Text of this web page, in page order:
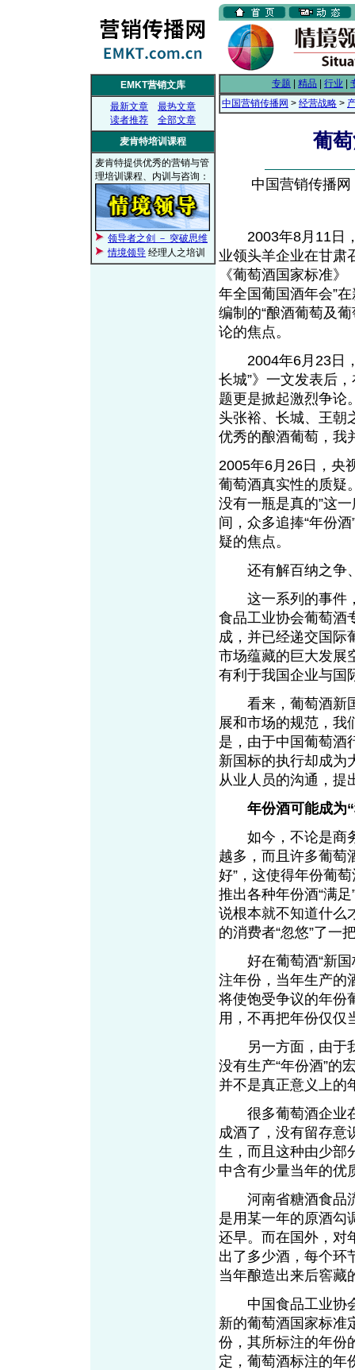
EMKT营销文库
最新文章
最热文章
读者推荐
全部文章
麦肯特培训课程
麦肯特提供优秀的营销与管
理培训课程、内训与咨询：
领导者之剑 － 突破思维
情境领导 经理人之培训
专题 精品 行业
中国营销传播网 > 经营战略 >
葡
中国营销传播
2003年8月11日，
业领头羊企业在甘肃
《葡萄酒国家标准
年全国葡国酒年会”
编制的“酿酒葡萄及
论的焦点。
2004年6月23日，
长城”》一文发表后
题更是掀起激烈争论
头张裕、长城、王朝
优秀的酿酒葡萄，我
2005年6月26日，央
葡萄酒真实性的质疑
没有一瓶是真的”这
间，众多追捧“年份
疑的焦点。
还有解百纳之争
这一系列的事件，
食品工业协会葡萄酒
成，并已经递交国际
市场蕴藏的巨大发展
有利于我国企业与国
看来，葡萄酒新国
展和市场的规范，我
是，由于中国葡萄酒
新国标的执行却成为
从业人员的沟通，提
年份酒可能成为
如今，不论是商务
越多，而且许多葡萄
好”，这使得年份葡
推出各种年份酒“满
说根本就不知道什么
的消费者“忽悠”了一
好在葡萄酒“新国
注年份，当年生产的
将使饱受争议的年份
用，不再把年份仅仅
另一方面，由于我
没有生产“年份酒”的
并不是真正意义上的
很多葡萄酒企业在
成酒了，没有留存意
生，而且这种由少部
中含有少量当年的优
河南省糖酒食品流
是用某一年的原酒勾
还早。而在国外，对
出了多少酒，每个环
当年酿造出来后窖藏
中国食品工业协会
新的葡萄酒国家标准
份，其所标注的年份
定，葡萄酒标注的年